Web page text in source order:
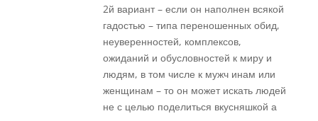
2й вариант – если он наполнен всякой
гадостью – типа переношенных обид,
неуверенностей, комплексов,
ожиданий и обусловностей к миру и
людям, в том числе к мужч инам или
женщинам – то он может искать людей
не с целью поделиться вкусняшкой а